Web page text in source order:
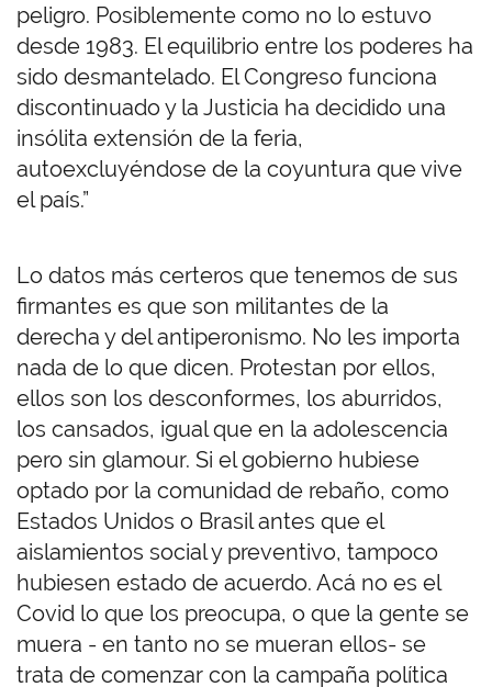
peligro. Posiblemente como no lo estuvo
desde 1983. El equilibrio entre los poderes ha
sido desmantelado. El Congreso funciona
discontinuado y la Justicia ha decidido una
insólita extensión de la feria,
autoexcluyéndose de la coyuntura que vive
el país.”
Lo datos más certeros que tenemos de sus
firmantes es que son militantes de la
derecha y del antiperonismo. No les importa
nada de lo que dicen. Protestan por ellos,
ellos son los desconformes, los aburridos,
los cansados, igual que en la adolescencia
pero sin glamour. Si el gobierno hubiese
optado por la comunidad de rebaño, como
Estados Unidos o Brasil antes que el
aislamientos social y preventivo, tampoco
hubiesen estado de acuerdo. Acá no es el
Covid lo que los preocupa, o que la gente se
muera - en tanto no se mueran ellos- se
trata de comenzar con la campaña política